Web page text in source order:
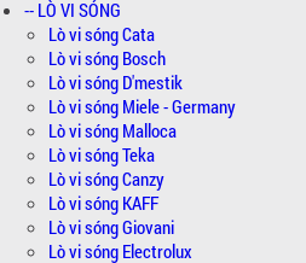
-- LÒ VI SÓNG
Lò vi sóng Cata
Lò vi sóng Bosch
Lò vi sóng D'mestik
Lò vi sóng Miele - Germany
Lò vi sóng Malloca
Lò vi sóng Teka
Lò vi sóng Canzy
Lò vi sóng KAFF
Lò vi sóng Giovani
Lò vi sóng Electrolux